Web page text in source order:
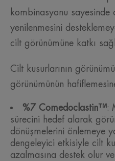
kombinasyonu sayesinde
yenilenmesini
cilt görünümüne katkı
Cilt kusurlarının
görünümünün
%7 Comedoclastin™:
sürecini hedef alarak
dönüşmelerini önlemeye
dengeleyici etkisiyle cilt
azalmasına destek olur